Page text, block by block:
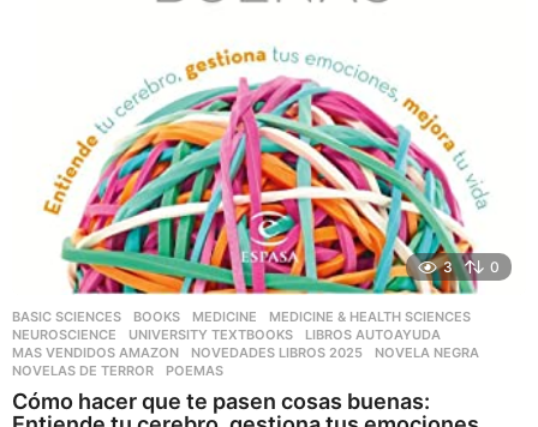
3 0
BASIC SCIENCES ,BOOKS ,MEDICINE ,MEDICINE & HEALTH SCIENCES
NEUROSCIENCE
,UNIVERSITY TEXTBOOKS LIBROS AUTOAYUDA
MAS VENDIDOS AMAZON
,NOVEDADES LIBROS 2025 ,NOVELA NEGRA
NOVELAS DE TERROR
,POEMAS
Cómo hacer que te pasen cosas buenas: